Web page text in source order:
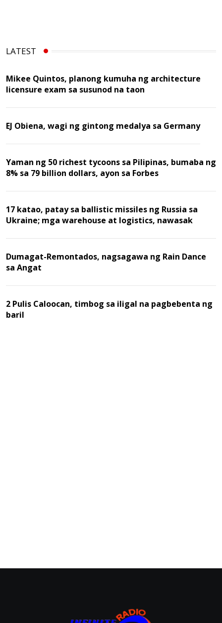
LATEST
Mikee Quintos, planong kumuha ng architecture
licensure exam sa susunod na taon
EJ Obiena, wagi ng gintong medalya sa Germany
Yaman ng 50 richest tycoons sa Pilipinas, bumaba ng
8% sa 79 billion dollars, ayon sa Forbes
17 katao, patay sa ballistic missiles ng Russia sa
Ukraine; mga warehouse at logistics, nawasak
Dumagat-Remontados, nagsagawa ng Rain Dance
sa Angat
2 Pulis Caloocan, timbog sa iligal na pagbebenta ng
baril